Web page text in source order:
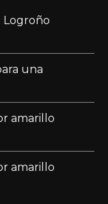
Logroño
una
amarillo
amarillo